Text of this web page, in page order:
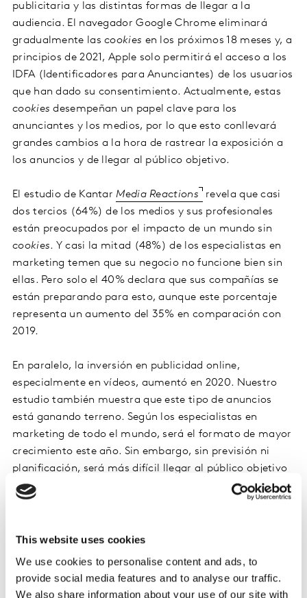
This website uses cookies
We use cookies to personalise content and ads, to
provide social media features and to analyse our traffic.
We also share information about your use of our site with
publicitaria y las distintas formas de llegar a la
audiencia. El navegador Google Chrome eliminará
gradualmente lascookies en los próximos 18 meses y, a
principios de 2021, Apple solo permitirá el acceso a los
IDFA (Identificadores para Anunciantes) de los usuarios
que han dado su consentimiento. Actualmente, estas
cookies desempeñan un papel clave para los
anunciantes y los medios, por lo que esto conllevará
grandes cambios a la hora de rastrear la exposición a
los anuncios y de llegar al público objetivo.
El estudio de KantarMedia Reactions revela que casi
dos tercios (64%) de los medios y sus profesionales
están preocupados por el impacto de un mundo sin
cookies. Y casi la mitad (48%) de los especialistas en
marketing temen que su negocio no funcione bien sin
ellas. Pero solo el 40% declara que sus compañías se
están preparando para esto, aunque este porcentaje
representa un aumento del 35% en comparación con
2019.
En paralelo, la inversión en publicidad online,
especialmente en vídeos, aumentó en 2020. Nuestro
estudio también muestra que este tipo de anuncios
está ganando terreno. Según los especialistas en
marketing de todo el mundo, será el formato de mayor
crecimiento este año. Sin embargo, sin previsión ni
planificación, será más difícil llegar al público objetivo
y medir su eficacia.
modelo híbrido de medir la efectividad publicitaria; y, si
los anunciantes no se adaptan a él, solo tendrán una